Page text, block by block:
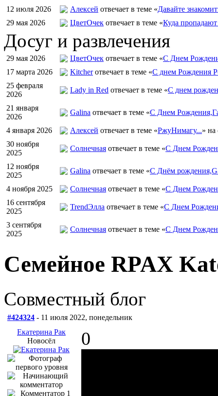
12 июля 2026 Алексей отвечает в теме «Давайте
29 мая 2026
ЦветOчек отвечает в теме «Куда
Досуг и развлечения
29 мая 2026 ЦветOчек отвечает в теме «С Днем
17 марта 2026
Kitcherотвечает в теме «С днем Рождения
25 февраля
2026
Lady in Red отвечает в теме «С днем
21 января
2026
Galina отвечает в теме «С Днем
4 января 2026 Алексей отвечает в теме «РжуНимагу...» на
30 ноября
2025
Солнечная отвечает в теме «С Днем
12 ноября
2025
Galina отвечает в теме «С Днём
4 ноября 2025 Солнечная отвечает в теме «С Днем
16 сентября
2025
TrendЭлла отвечает в теме «С Днем
3 сентября
2025
Солнечная отвечает в теме «С Днем
Семейное RPAX
Совместный блог
#424324 - 11 июля 2022, понедельник
Екатерина Рак
Новосёл
0